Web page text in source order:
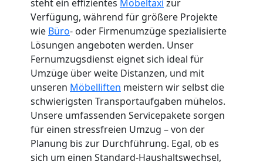
steht ein effizientes Möbeltaxi zur
Verfügung, während für größere Projekte
wie Büro- oder Firmenumzüge spezialisierte
Lösungen angeboten werden. Unser
Fernumzugsdienst eignet sich ideal für
Umzüge über weite Distanzen, und mit
unseren Möbelliften meistern wir selbst die
schwierigsten Transportaufgaben mühelos.
Unsere umfassenden Servicepakete sorgen
für einen stressfreien Umzug – von der
Planung bis zur Durchführung. Egal, ob es
sich um einen Standard-Haushaltswechsel,